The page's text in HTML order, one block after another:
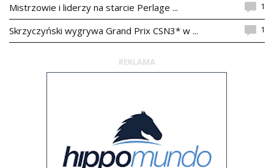
Mistrzowie i liderzy na starcie Perlage ... 1
Skrzyczyński wygrywa Grand Prix CSN3* w ... 1
REKLAMA